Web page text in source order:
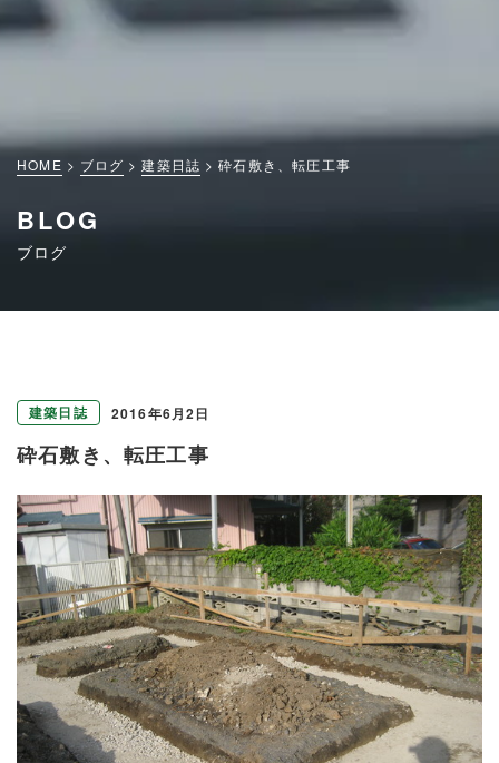
HOME ブログ 建築日誌 砕石敷き、転圧工事
BLOG
ブログ
建築日誌 2016年6月2日
砕石敷き、転圧工事